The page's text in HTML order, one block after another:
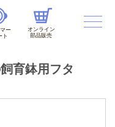
ー
ト
オンライン
部品販売
育鉢用フタ